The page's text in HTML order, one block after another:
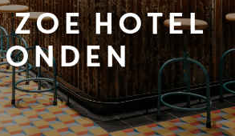
Zoe Hotel